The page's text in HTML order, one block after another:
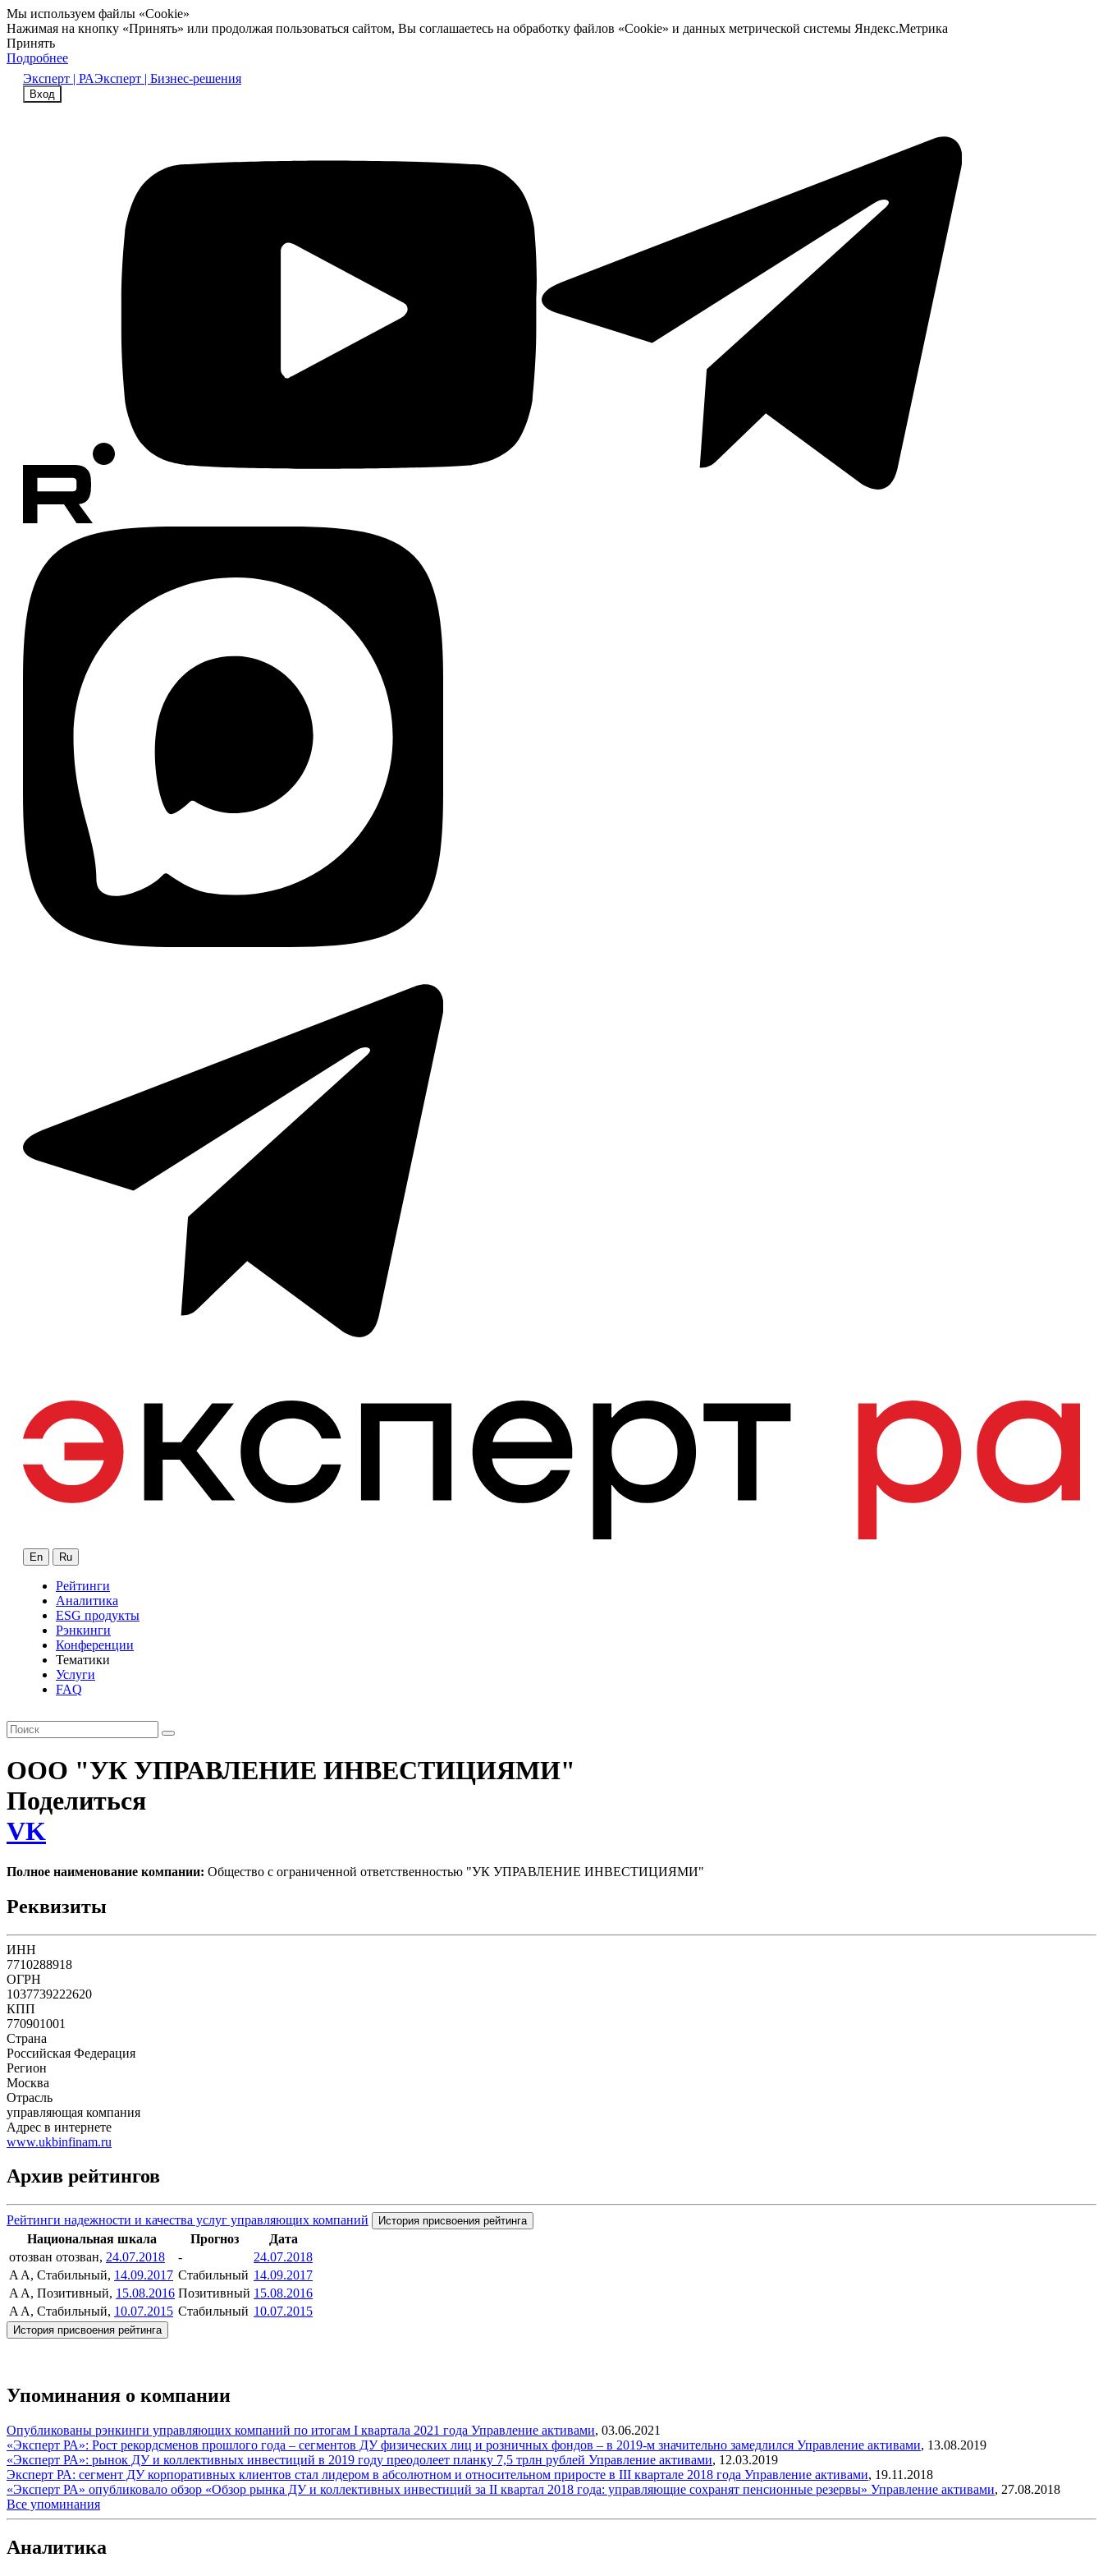
Мы используем файлы «Cookie»
Нажимая на кнопку «Принять» или продолжая пользоваться сайтом, Вы соглашаетесь на обработку файлов «Cookie» и данных метрической системы Яндекс.Метрика
Принять
Подробнее
Эксперт | РАЭксперт | Бизнес-решения
Вход
En Ru
Рейтинги
Аналитика
ESG продукты
Рэнкинги
Конференции
Тематики
Услуги
FAQ
ООО "УК УПРАВЛЕНИЕ ИНВЕСТИЦИЯМИ"
Поделиться
VK
Полное наименование компании: Общество с ограниченной ответственностью "УК УПРАВЛЕНИЕ ИНВЕСТИЦИЯМИ"
Реквизиты
ИНН
7710288918
ОГРН
1037739222620
КПП
770901001
Страна
Российская Федерация
Регион
Москва
Отрасль
управляющая компания
Адрес в интернете
www.ukbinfinam.ru
Архив рейтингов
Рейтинги надежности и качества услуг управляющих компаний История присвоения рейтинга
Национальная шкала Прогноз
Дата
отозван отозван, 24.07.2018 -
24.07.2018
A A, Стабильный, 14.09.2017 Стабильный 14.09.2017
A A, Позитивный, 15.08.2016 Позитивный 15.08.2016
A A, Стабильный, 10.07.2015 Стабильный 10.07.2015
История присвоения рейтинга
Упоминания о компании
Опубликованы рэнкинги управляющих компаний по итогам I квартала 2021 года Управление активами, 03.06.2021
«Эксперт РА»: Рост рекордсменов прошлого года – сегментов ДУ физических лиц и розничных фондов – в 2019-м значительно замедлился Управление активами, 13.08.2019
«Эксперт РА»: рынок ДУ и коллективных инвестиций в 2019 году преодолеет планку 7,5 трлн рублей Управление активами, 12.03.2019
Эксперт РА: сегмент ДУ корпоративных клиентов стал лидером в абсолютном и относительном приросте в III квартале 2018 года Управление активами, 19.11.2018
«Эксперт РА» опубликовало обзор «Обзор рынка ДУ и коллективных инвестиций за II квартал 2018 года: управляющие сохранят пенсионные резервы» Управление активами, 27.08.2018
Все упоминания
Аналитика